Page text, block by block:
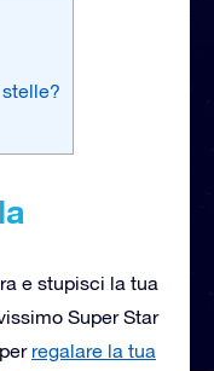
e stupisci la tua
Super Star
regalare la tua